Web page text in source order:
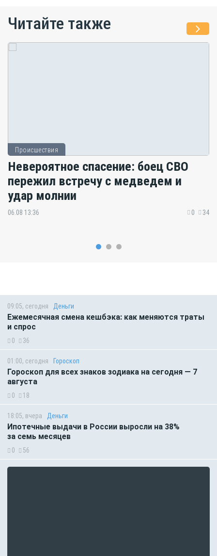
Читайте также
Происшествия
Невероятное спасение: боец СВО
пережил встречу с медведем и
удар молнии
06.08 13:36 0 34
09:05, сегодня Деньги
Ежемесячная смена кешбэка: как меняются траты
и спрос
0 36
01:00, сегодня Гороскоп
Гороскоп для всех знаков зодиака на сегодня — 7
августа
0 18
18:05, вчера Деньги
Ипотечные выдачи в России выросли на 38%
за семь месяцев
0 56